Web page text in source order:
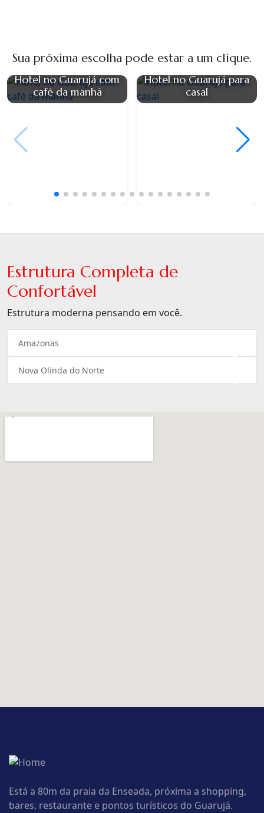
Sua próxima escolha pode estar a um clique.
Hotel no Guarujá com
café da manhã
Hotel no Guarujá para
casal
Estrutura Completa de
Confortável
Estrutura moderna pensando em você.
×
Amazonas
×
Nova Olinda do Norte
Está a 80m da praia da Enseada, próxima a shopping,
bares, restaurante e pontos turísticos do Guarujá.